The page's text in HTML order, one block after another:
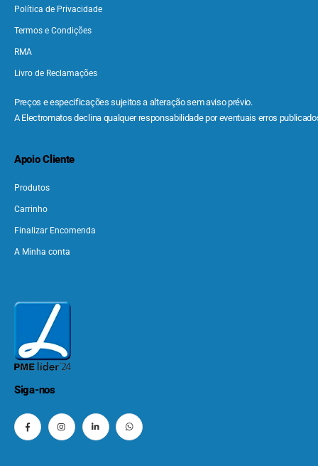
Política de Privacidade
Termos e Condições
RMA
Livro de Reclamações
Preços e especificações sujeitos a alteração sem aviso prévio.
A Electromatos declina qualquer responsabilidade por eventuais erros
Apoio Cliente
Produtos
Carrinho
Finalizar Encomenda
A Minha conta
Siga-nos